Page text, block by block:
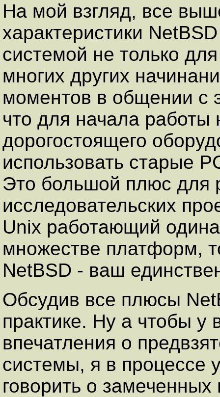
На мой взгляд, все
характеристики
системой не только
многих других
моментов в общении с
что для начала работы
дорогостоящего
использовать старые
Это большой плюс для
исследовательских
Unix работающий
множестве платформ,
NetBSD - ваш
Обсудив все плюсы
практике. Ну а чтобы у
впечатления о
системы, я в процессе
говорить о замеченных